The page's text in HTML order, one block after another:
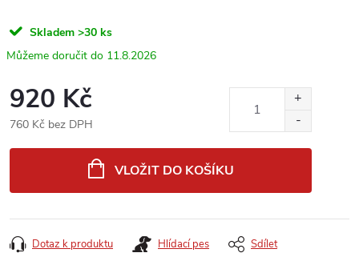
Skladem >30 ks
11.8.2026
920 Kč
760 Kč bez DPH
VLOŽIT DO KOŠÍKU
Dotaz k produktu Hlídací pes Sdílet